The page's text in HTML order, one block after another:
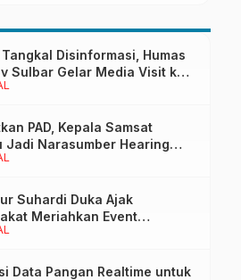
Disinformasi, Humas
Sulbar Gelar Media Visit ke
di Mamuju
PAD, Kepala Samsat
Jadi Narasumber Hearing
Wakil Ketua I DPRD Sulbar
Suhardi Duka Ajak
Meriahkan Event
Fair 2026
Data Pangan Realtime untuk